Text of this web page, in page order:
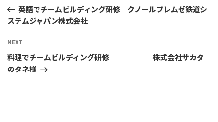
ナ
ビ
ゲ
ー
シ
Post英語でチームビルディング研修 クノールブレムゼ鉄道シ
ステムジャパン株式会社
Next
Post
NEXT
料理でチームビルディング研修 株式会社サカタ
のタネ様